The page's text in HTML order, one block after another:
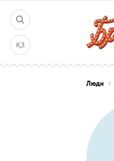
ҚЗ
Люди